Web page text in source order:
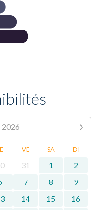
2026
VE SA DI
31 1
2
7 8
9
14 15
16